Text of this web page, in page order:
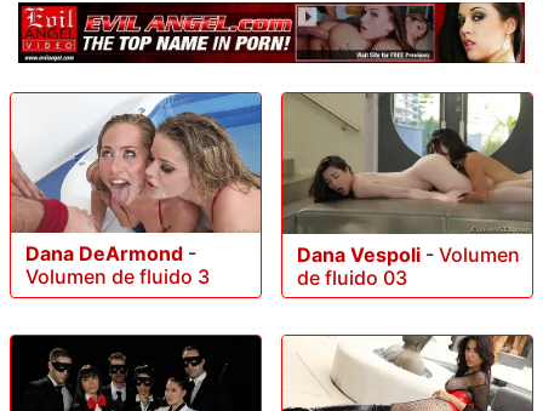
Dana DeArmond -
Volumen de fluido 3
Dana Vespoli - Volumen
de fluido 03